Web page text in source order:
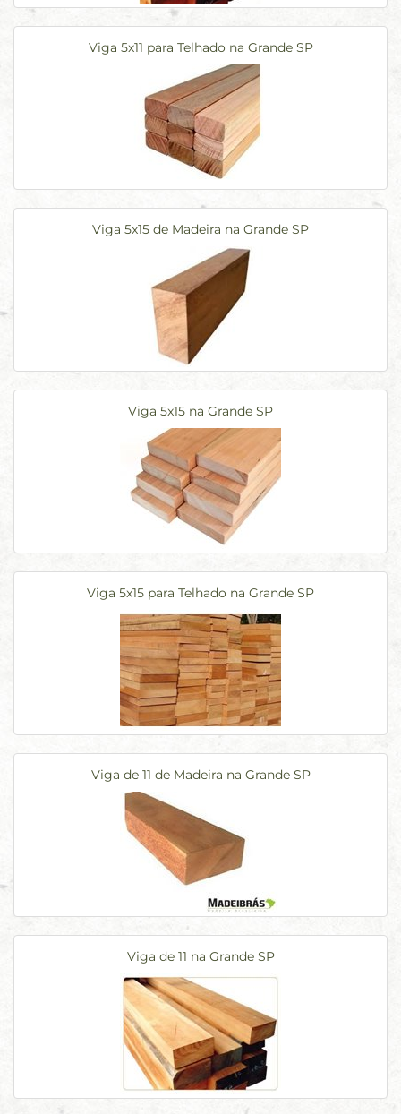
Viga 5x11 para Telhado na Grande SP
Viga 5x15 de Madeira na Grande SP
Viga 5x15 na Grande SP
Viga 5x15 para Telhado na Grande SP
Viga de 11 de Madeira na Grande SP
Viga de 11 na Grande SP